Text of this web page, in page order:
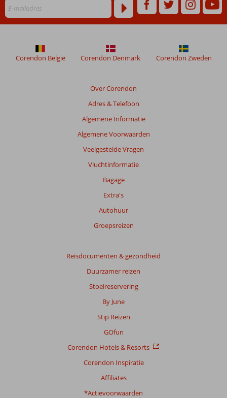
Over Corendon
Adres & Telefoon
Algemene Informatie
Algemene Voorwaarden
Veelgestelde Vragen
Vluchtinformatie
Bagage
Extra's
Autohuur
Groepsreizen
Reisdocumenten & gezondheid
Duurzamer reizen
Stoelreservering
By June
Stip Reizen
GOfun
Corendon Hotels & Resorts
Corendon Inspiratie
Affiliates
*Actievoorwaarden
Corendon België Corendon Denmark Corendon Zweden